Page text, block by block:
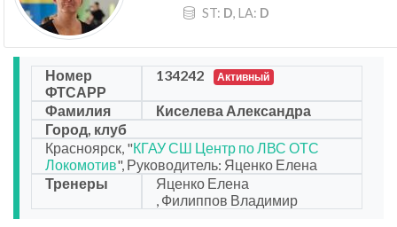
ST: D, LA: D
Номер
ФТСАРР
134242 Активный
Фамилия
Киселева Александра
Город, клуб
Красноярск, "КГАУ СШ Центр по ЛВС ОТС
Локомотив", Руководитель: Яценко Елена
Тренеры
Яценко Елена
, Филиппов Владимир